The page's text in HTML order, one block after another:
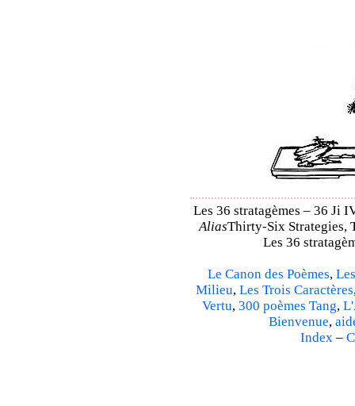
Les 36 stratagèmes – 36 Ji
AliasThirty-Six Strategies,
Les 36
Le Canon des Poèmes,
Milieu, Les Trois Caractères
Vertu, 300 poèmes Tang,
Bienvenue,
Index–